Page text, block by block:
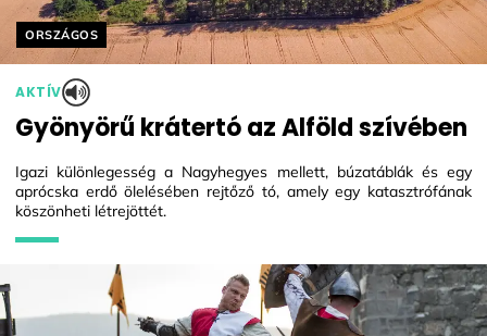
Helyszín címkék:
ORSZÁGOS
AKTÍV
Gyönyörű krátertó az Alföld szívében
Igazi különlegesség a Nagyhegyes mellett, búzatáblák és egy
aprócska erdő ölelésében rejtőző tó, amely egy katasztrófának
köszönheti létrejöttét.